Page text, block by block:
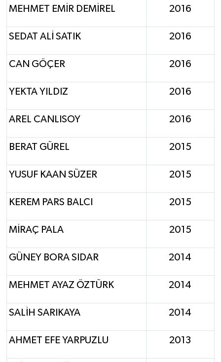
MEHMET EMİR DEMİREL 2016
SEDAT ALİ SATIK 2016
CAN GÖÇER 2016
YEKTA YILDIZ 2016
AREL CANLISOY 2016
BERAT GÜREL 2015
YUSUF KAAN SÜZER 2015
KEREM PARS BALCI 2015
MİRAÇ PALA 2015
GÜNEY BORA SIDAR 2014
MEHMET AYAZ ÖZTÜRK 2014
SALİH SARIKAYA 2014
AHMET EFE YARPUZLU 2013